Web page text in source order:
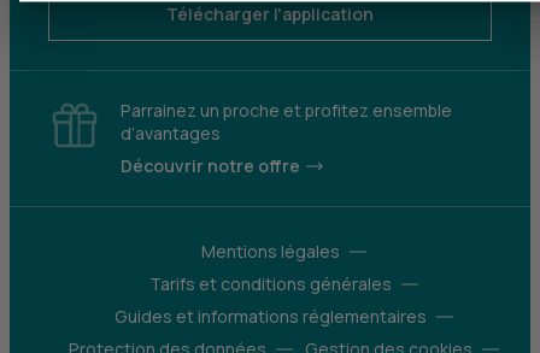
Télécharger l'application
Parrainez un proche et profitez ensemble
d’avantages
Découvrir notre offre
Mentions légales
Tarifs et conditions générales
Guides et informations réglementaires